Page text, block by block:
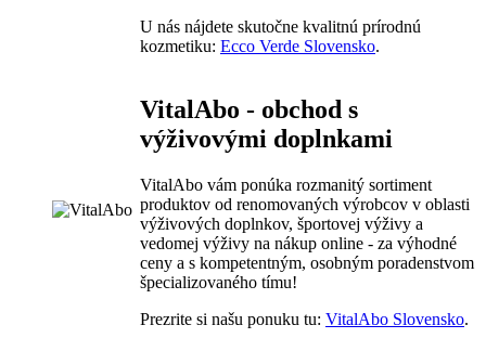
U nás nájdete skutočne kvalitnú prírodnú
kozmetiku: Ecco Verde Slovensko.
VitalAbo - obchod s
výživovými doplnkami
VitalAbo vám ponúka rozmanitý sortiment
produktov od renomovaných výrobcov v oblasti
výživových doplnkov, športovej výživy a
vedomej výživy na nákup online - za výhodné
ceny a s kompetentným, osobným poradenstvom
špecializovaného tímu!
Prezrite si našu ponuku tu: VitalAbo Slovensko.